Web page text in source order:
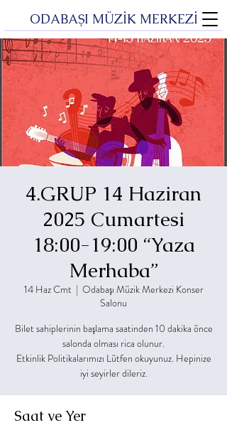
ODABAŞI MÜZİK MERKEZİ
4.GRUP 14 Haziran
2025 Cumartesi
18:00-19:00 “Yaza
Merhaba”
14 Haz Cmt
  |
Odabaşı Müzik Merkezi Konser
Salonu
Bilet sahiplerinin başlama saatinden 10 dakika önce
salonda olması rica olunur.
Etkinlik Politikalarımızı Lütfen okuyunuz. Hepinize
Saat ve Yer